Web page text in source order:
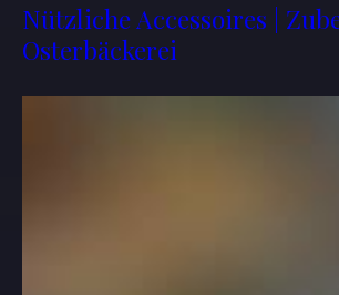
Nützliche Accessoires |
Osterbäckerei